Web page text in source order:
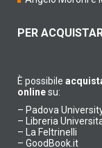
PER
È possibile
onlinesu:
– Padova
–
Libreria
–
La Feltrinelli
– GoodBook.it